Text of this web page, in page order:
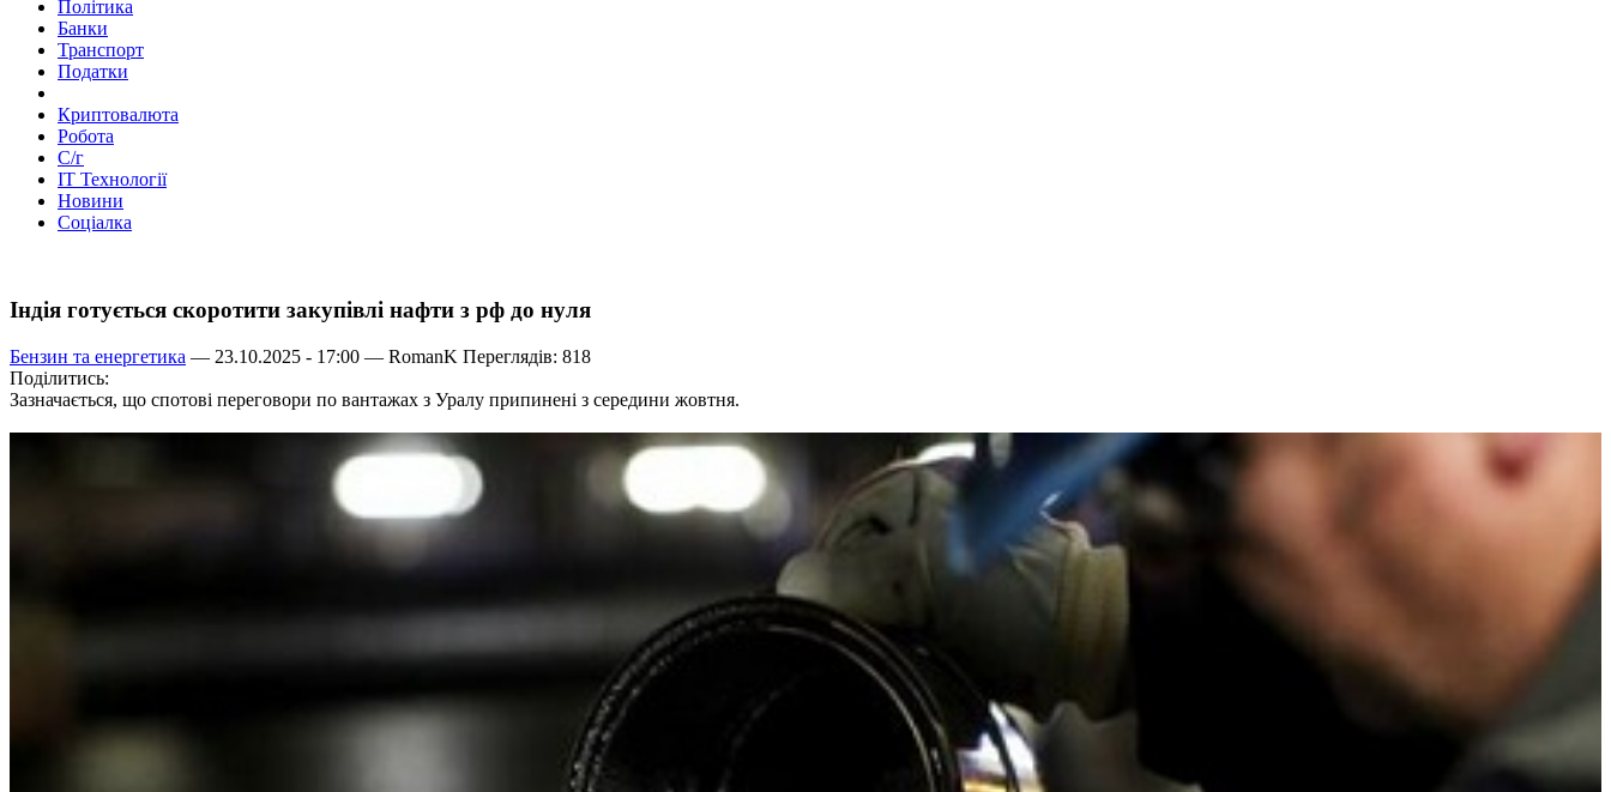
Політика
Банки
Транспорт
Податки
Криптовалюта
Робота
С/г
ІТ Технології
Новини
Соціалка
Індія готується скоротити закупівлі нафти з рф до нуля
Бензин та енергетика — 23.10.2025 - 17:00 — RomanK Переглядів: 818
Поділитись:
Зазначається, що спотові переговори по вантажах з Уралу припинені з середини жовтня.